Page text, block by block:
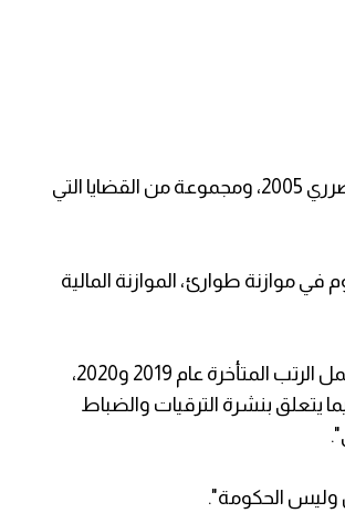
وأضاف: "كما سيتم معالجة الخلل في بعض رواتب الموظفين ومتضرري 2005، ومجموعة من القضايا التي
"نحن أمام التحضير لموازنة عام 2021 ونحن اليوم في موازنة طوارئ، الموازنة المالية
وأكمل قوله: "نشرة الترقيات العسكرية مجمدة من عام 2019، وتشمل الرتب المتأخرة عام 2019 و2020،
يتعلق بنشرة الترقيات والضباط
وليس الحكومة".